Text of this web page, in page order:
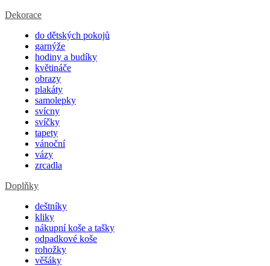
Dekorace
do dětských pokojů
garnýže
hodiny a budíky
květináče
obrazy
plakáty
samolepky
svícny
svíčky
tapety
vánoční
vázy
zrcadla
Doplňky
deštníky
kliky
nákupní koše a tašky
odpadkové koše
rohožky
věšáky